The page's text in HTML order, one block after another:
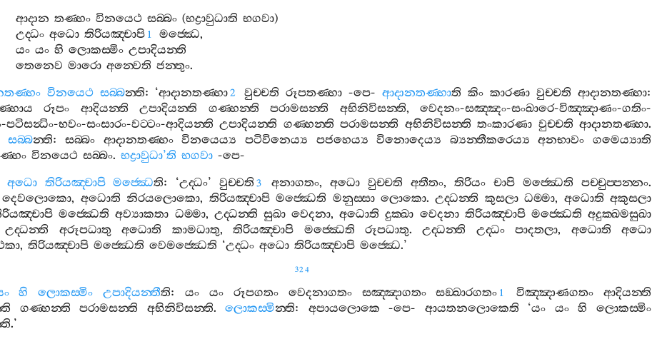
ආදාන තණ‍්හං විනයෙථ සබ‍්බං (භද්‍රාවුධාති භගවා)
උද‍්ධං අධො තිරියඤ‍්චාපි 1 මජ‍්ඣෙ,
යං යං හි ලොකස‍්මිං උපාදියන‍්ති
තෙනෙව මාරො අන‍්වෙති ජන‍්තුං.
විනයෙථ සබ‍්බන‍්ති: ‘ආදානතණ‍්හා 2 වුච‍්චති රූපතණ‍්හා -පෙ-ආදානතණ‍්හාති කිං කාරණා වුච‍්චති ආදානතණ‍්හා:
රූපං ආදියන‍්ති උපාදියන‍්ති ගණ‍්හන‍්ති පරාමසන‍්ති අභිනිවිසන‍්ති, වෙදනං-සඤ‍්ඤං-සංඛාරෙ-විඤ‍්ඤාණං-ගතිං-
-පටිසන්‍ධිං-භවං-සංසාරං-වට‍්ටං-ආදියන‍්ති උපාදියන‍්ති ගණ‍්හන‍්ති පරාමසන‍්ති අභිනිවිසන‍්ති තංකාරණා වුච‍්චති ආදානතණ‍්හා.
සබ‍්බන‍්ති:සබ‍්බං ආදානතණ‍්හං විනයෙය්‍ය පටිවිනෙය්‍ය පජහෙය්‍ය විනොදෙය්‍ය බ්‍යන‍්තීකරෙය්‍ය අනභාවං
ගමෙය්‍යාති
විනයෙථ සබ‍්බං. භද්‍රාවුධා’ති භගවා -පෙ-
අධො තිරියඤ‍්චාපි මජ‍්ඣෙති: ‘උද‍්ධං’වුච‍්චති 3 අනාගතං,අධො වුච‍්චති අතීතං,තිරියං චාපි මජ‍්ඣෙති පච‍්චුප‍්පන‍්නං.
දෙවලොකො, අධොති නිරයලොකො, තිරියඤ‍්චාපි මජ‍්ඣෙති මනුස‍්සා ලොකො.උද‍්ධන‍්ති කුසලා ධම‍්මා, අධොති අකුසලා
මජ‍්ඣෙති අව්‍යාකතා ධම‍්මා, උද‍්ධන‍්ති සුඛා වෙදනා,අධොති දුක‍්ඛා වෙදනා තිරියඤ‍්චාපි මජ‍්ඣෙති අදුක‍්ඛමසුඛා
උද‍්ධන‍්ති අරූපධාතු අධොති කාමධාතු,තිරියඤ‍්චාපි මජ‍්ඣෙති රූපධාතු.උද‍්ධන‍්ති උද‍්ධං පාදතලා, අධොති
අධො
, තිරියඤ‍්චාපි මජ‍්ඣෙති වෙමජ‍්ඣෙති ‘උද‍්ධං අධො තිරියඤ‍්චාපි මජ‍්ඣෙ.’
324
හි ලොකස‍්මිං උපාදියන‍්තීති: යං යං රූපගතං වෙදනාගතං සඤ‍්ඤාගතං සඞ‍්ඛාරගතං 1 විඤ‍්ඤාණගතං
ආදියන‍්ති
ගණ‍්හන‍්ති පරාමසන‍්ති අභිනිවිසන‍්ති.ලොකස‍්මින‍්ති: අපායලොකෙ -පෙ- ආයතනලොකෙති ‘යං යං හි
ලොකස‍්මිං
.’